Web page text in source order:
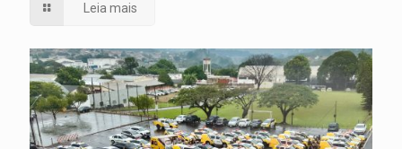
Leia mais